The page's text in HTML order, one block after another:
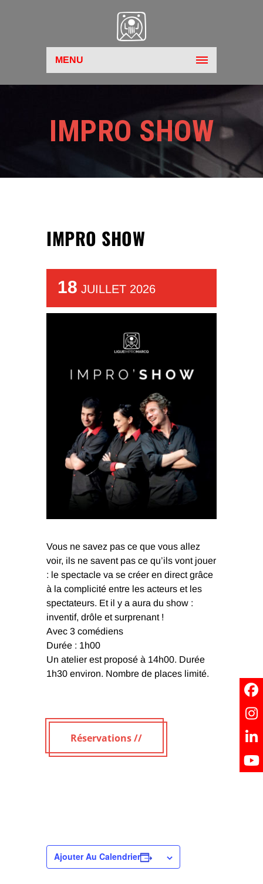
MENU
IMPRO SHOW
IMPRO SHOW
18 JUILLET 2026
Vous ne savez pas ce que vous allez
voir, ils ne savent pas ce qu’ils vont jouer
: le spectacle va se créer en direct grâce
à la complicité entre les acteurs et les
spectateurs. Et il y a aura du show :
inventif, drôle et surprenant !
Avec 3 comédiens
Durée : 1h00
Un atelier est proposé à 14h00. Durée
1h30 environ. Nombre de places limité.
Réservations //
Ajouter Au Calendrier